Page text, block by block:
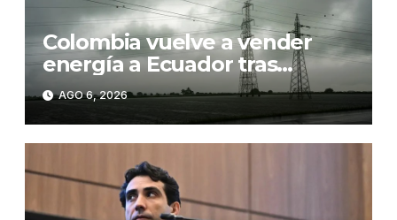
Colombia vuelve a vender
energía a Ecuador tras
suspender la exportación por
los aranceles
AGO 6, 2026